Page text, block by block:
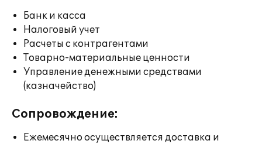
Банк и касса
Налоговый учет
Расчеты с контрагентами
Товарно-материальные ценности
Управление денежными средствами
(казначейство)
Сопровождение:
Ежемесячно осуществляется доставка и